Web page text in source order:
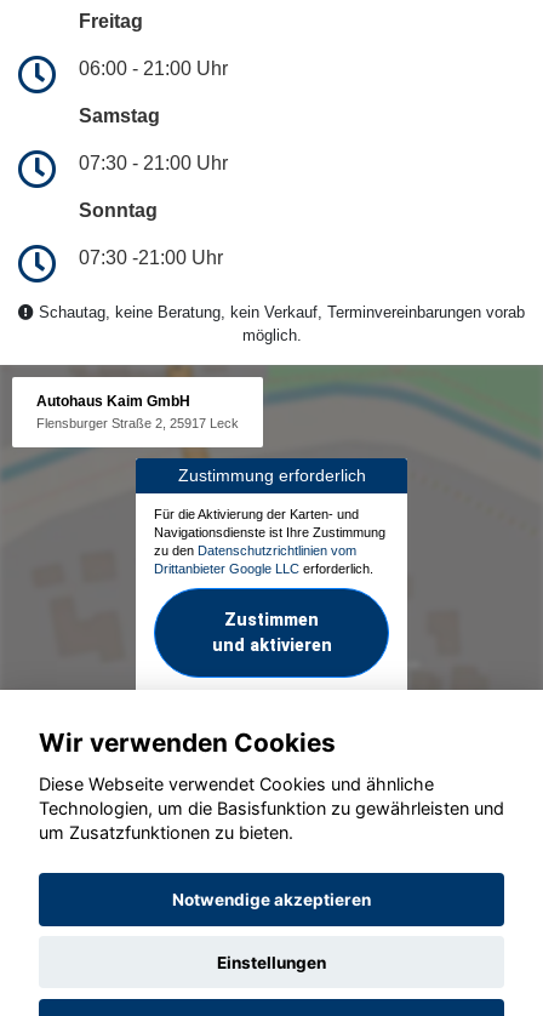
Freitag
06:00 - 21:00 Uhr
Samstag
07:30 - 21:00 Uhr
Sonntag
07:30 -21:00 Uhr
Schautag, keine Beratung, kein Verkauf, Terminvereinbarungen vorab
möglich.
Autohaus Kaim GmbH
Flensburger Straße 2, 25917 Leck
Zustimmung erforderlich
Für die Aktivierung der Karten- und
Navigationsdienste ist Ihre Zustimmung
zu den Datenschutzrichtlinien vom
Drittanbieter Google LLC erforderlich.
Zustimmen
und aktivieren
© konjunkturmotor.de GmbH 2020 - 2026
Wir verwenden Cookies
Diese Webseite verwendet Cookies und ähnliche
Technologien, um die Basisfunktion zu gewährleisten und
um Zusatzfunktionen zu bieten.
Notwendige akzeptieren
Einstellungen